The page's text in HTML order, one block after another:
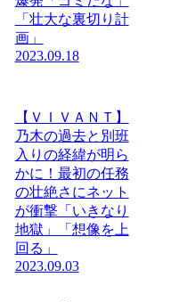
「壮大な裏切り計
画」
2023.09.18
【ＶＩＶＡＮＴ】
乃木の過去と別班
入りの経緯が明ら
かに！最初の任務
の壮絶さにネット
が衝撃「いきなり
地獄」「想像を上
回る」
2023.09.03